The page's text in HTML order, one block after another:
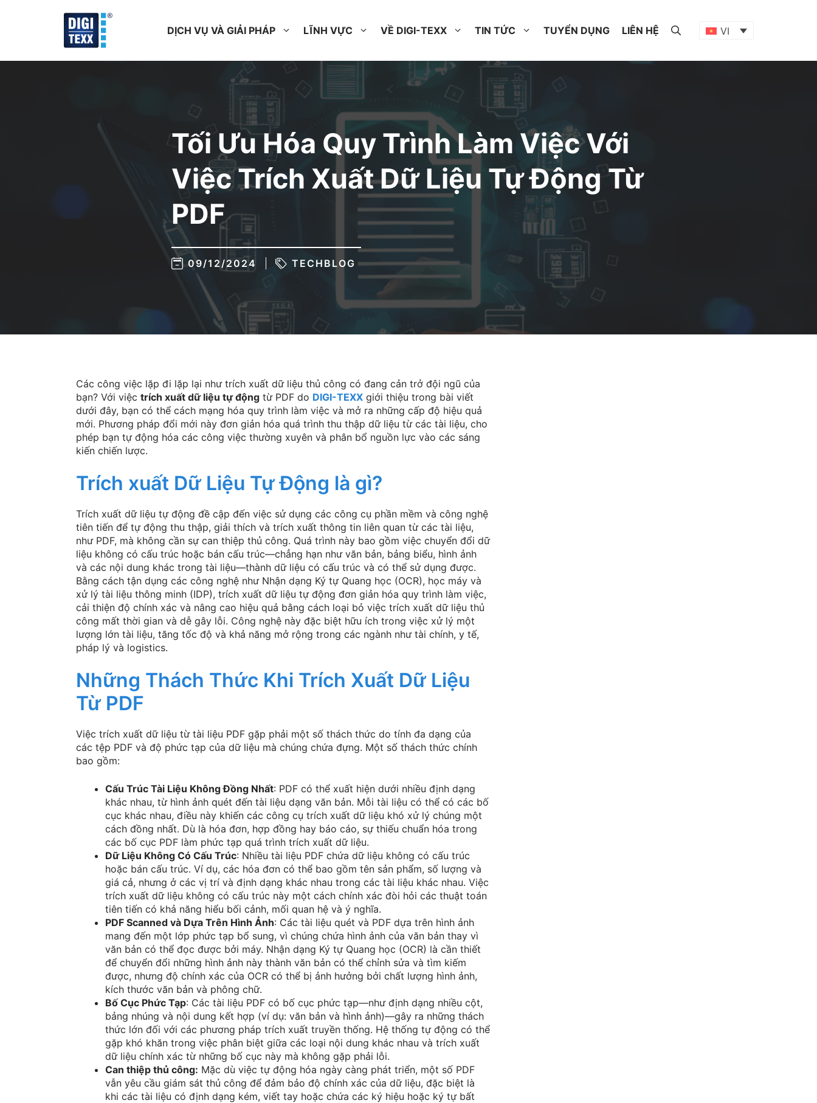
DỊCH VỤ VÀ GIẢI PHÁP LĨNH VỰC VỀ DIGI-TEXX TIN TỨC TUYỂN DỤNG LIÊN HỆ VI
Tối Ưu Hóa Quy Trình Làm Việc Với
Việc Trích Xuất Dữ Liệu Tự Động Từ
PDF
09/12/2024 TECHBLOG
Các công việc lặp đi lặp lại như trích xuất dữ liệu thủ công có đang cản trở đội ngũ của
bạn? Với việc trích xuất dữ liệu tự độngtừ PDF do DIGI-TEXXgiới thiệu trong bài viết
dưới đây, bạn có thể cách mạng hóa quy trình làm việc và mở ra những cấp độ hiệu quả
mới. Phương pháp đổi mới này đơn giản hóa quá trình thu thập dữ liệu từ các tài liệu, cho
phép bạn tự động hóa các công việc thường xuyên và phân bổ nguồn lực vào các sáng
kiến chiến lược.
Trích xuất Dữ Liệu Tự Động là gì?
Trích xuất dữ liệu tự động đề cập đến việc sử dụng các công cụ phần mềm và công nghệ
tiên tiến để tự động thu thập, giải thích và trích xuất thông tin liên quan từ các tài liệu,
như PDF, mà không cần sự can thiệp thủ công. Quá trình này bao gồm việc chuyển đổi dữ
liệu không có cấu trúc hoặc bán cấu trúc—chẳng hạn như văn bản, bảng biểu, hình ảnh
và các nội dung khác trong tài liệu—thành dữ liệu có cấu trúc và có thể sử dụng được.
Bằng cách tận dụng các công nghệ như Nhận dạng Ký tự Quang học (OCR), học máy và
xử lý tài liệu thông minh (IDP), trích xuất dữ liệu tự động đơn giản hóa quy trình làm việc,
cải thiện độ chính xác và nâng cao hiệu quả bằng cách loại bỏ việc trích xuất dữ liệu thủ
công mất thời gian và dễ gây lỗi. Công nghệ này đặc biệt hữu ích trong việc xử lý một
lượng lớn tài liệu, tăng tốc độ và khả năng mở rộng trong các ngành như tài chính, y tế,
pháp lý và logistics.
Những Thách Thức Khi Trích Xuất Dữ Liệu
Từ PDF
Việc trích xuất dữ liệu từ tài liệu PDF gặp phải một số thách thức do tính đa dạng của
các tệp PDF và độ phức tạp của dữ liệu mà chúng chứa đựng. Một số thách thức chính
bao gồm:
Cấu Trúc Tài Liệu Không Đồng Nhất: PDF có thể xuất hiện dưới nhiều định dạng
khác nhau, từ hình ảnh quét đến tài liệu dạng văn bản. Mỗi tài liệu có thể có các bố
cục khác nhau, điều này khiến các công cụ trích xuất dữ liệu khó xử lý chúng một
cách đồng nhất. Dù là hóa đơn, hợp đồng hay báo cáo, sự thiếu chuẩn hóa trong
các bố cục PDF làm phức tạp quá trình trích xuất dữ liệu.
Dữ Liệu Không Có Cấu Trúc: Nhiều tài liệu PDF chứa dữ liệu không có cấu trúc
hoặc bán cấu trúc. Ví dụ, các hóa đơn có thể bao gồm tên sản phẩm, số lượng và
giá cả, nhưng ở các vị trí và định dạng khác nhau trong các tài liệu khác nhau. Việc
trích xuất dữ liệu không có cấu trúc này một cách chính xác đòi hỏi các thuật toán
tiên tiến có khả năng hiểu bối cảnh, mối quan hệ và ý nghĩa.
PDF Scanned và Dựa Trên Hình Ảnh: Các tài liệu quét và PDF dựa trên hình ảnh
mang đến một lớp phức tạp bổ sung, vì chúng chứa hình ảnh của văn bản thay vì
văn bản có thể đọc được bởi máy. Nhận dạng Ký tự Quang học (OCR) là cần thiết
để chuyển đổi những hình ảnh này thành văn bản có thể chỉnh sửa và tìm kiếm
được, nhưng độ chính xác của OCR có thể bị ảnh hưởng bởi chất lượng hình ảnh,
kích thước văn bản và phông chữ.
Bố Cục Phức Tạp: Các tài liệu PDF có bố cục phức tạp—như định dạng nhiều cột,
bảng nhúng và nội dung kết hợp (ví dụ: văn bản và hình ảnh)—gây ra những thách
thức lớn đối với các phương pháp trích xuất truyền thống. Hệ thống tự động có thể
gặp khó khăn trong việc phân biệt giữa các loại nội dung khác nhau và trích xuất
dữ liệu chính xác từ những bố cục này mà không gặp phải lỗi.
Can thiệp thủ công: Mặc dù việc tự động hóa ngày càng phát triển, một số PDF
vẫn yêu cầu giám sát thủ công để đảm bảo độ chính xác của dữ liệu, đặc biệt là
khi các tài liệu có định dạng kém, viết tay hoặc chứa các ký hiệu hoặc ký tự bất